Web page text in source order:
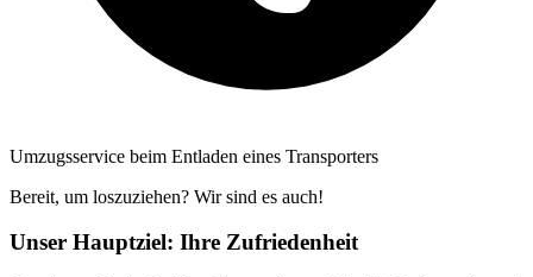
Umzugsservice beim Entladen eines Transporters
Bereit, um loszuziehen? Wir sind es auch!
Unser Hauptziel: Ihre Zufriedenheit